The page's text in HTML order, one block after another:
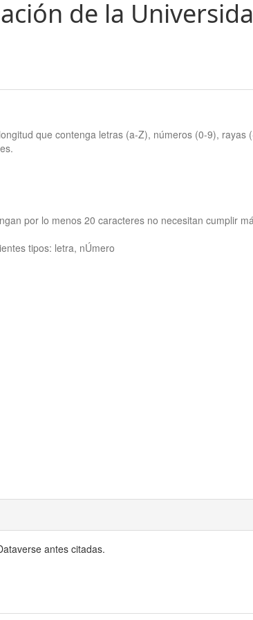
de la
que contenga letras (a-Z), números (0-9), rayas
por lo menos 20 caracteres no necesitan cumplir
tipos: letra, nÚmero
antes citadas.